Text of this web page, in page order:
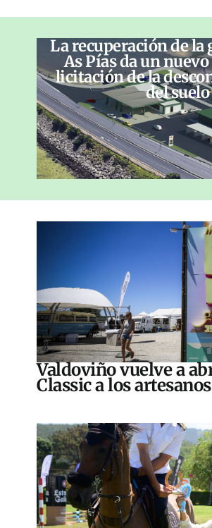
La recuperación de la
As Pías da un
licitación de la
del suelo
Valdoviño vuelve a
Classic a los